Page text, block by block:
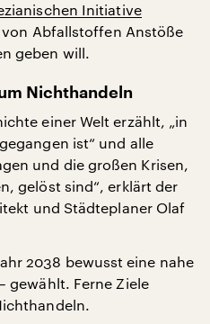
Initiative
Abfallstoffen Anstöße
geben will.
Nichthandeln
einer Welt erzählt, „in
ist“ und alle
und die großen Krisen,
gelöst sind“, erklärt der
und Städteplaner Olaf
2038 bewusst eine nahe
gewählt. Ferne Ziele